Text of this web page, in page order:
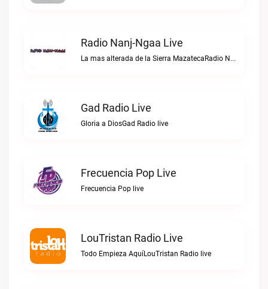
Radio Nanj-Ngaa Live
La mas alterada de la Sierra MazatecaRadio Nanj-Ngaa live
Gad Radio Live
Gloria a DiosGad Radio live
Frecuencia Pop Live
Frecuencia Pop live
LouTristan Radio Live
Todo Empieza AquíLouTristan Radio live